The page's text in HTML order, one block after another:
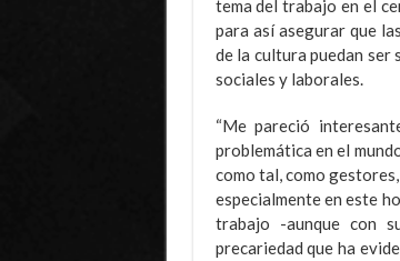
tema del trabajo en el
para así asegurar que
de la cultura puedan ser
sociales y laborales.
“Me pareció
problemática en el
como tal, como
especialmente en este
trabajo -aunque con
precariedad que ha